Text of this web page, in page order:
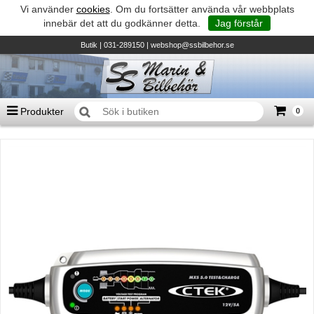
Vi använder cookies. Om du fortsätter använda vår webbplats
innebär det att du godkänner detta.
Jag förstår
Butik| 031-289150 | webshop@ssbilbehor.se
Produkter 0
Honda - Utombordare
HonWave - Gummibåtar
Honda - Elverk & Pumpar